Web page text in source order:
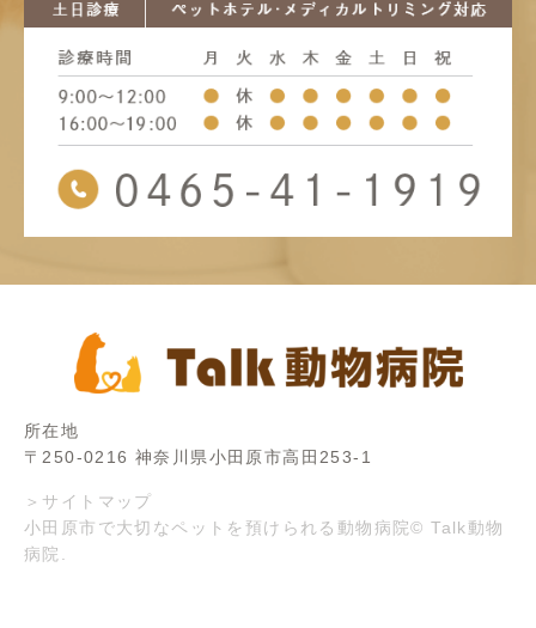
所在地
〒250-0216 神奈川県小田原市高田253-1
＞サイトマップ
小田原市で大切なペットを預けられる動物病院© Talk動物
病院.